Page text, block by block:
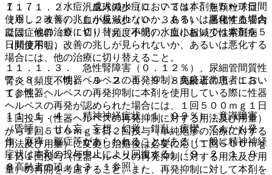
１１．１．２． 汎血球減少（０．７３％）、無顆粒球症
（０．２４％）、血小板減少（０．３６％）、播種性血管内
凝固症候群（ＤＩＣ）（頻度不明）、血小板減少性紫斑病
（頻度不明）。
１１．１．３． 急性腎障害（０．１２％）、尿細管間質性
腎炎（頻度不明）〔９．２．１、９．８高齢者の項、１３．
１参照〕。
１１．１．４． 精神神経症状（１．０９％）：意識障害
（昏睡）、せん妄、妄想、幻覚、錯乱、痙攣、てんかん発
作、麻痺、脳症等があらわれることがある（一般に精神神経
症状は本剤の投与中止により回復する）〔９．２．１、９．
８高齢者の項、１３．１参照〕。
７．７． 〈水痘〉成人の水痘においては本剤を５〜７日間
使用し、改善の兆しが見られないか、あるいは悪化する場合
には、他の治療に切り替え、小児の水痘においては本剤を５
日間使用し、改善の兆しが見られないか、あるいは悪化する
場合には、他の治療に切り替えること。
７．８． 〈性器ヘルペスの再発抑制〉免疫正常患者におい
て、性器ヘルペスの再発抑制に本剤を使用している際に性器
ヘルペスの再発が認められた場合には、１回５００ｍｇ１日
１回投与（性器ヘルペスの再発抑制に対する用法及び用量）
から１回５００ｍｇ１日２回投与（単純疱疹の治療に対する
用法及び用量）に変更し治癒後は必要に応じ１回５００ｍｇ
１日１回投与（性器ヘルペスの再発抑制に対する用法及び用
量）の再開を考慮すること。また、再発抑制に対して本剤を